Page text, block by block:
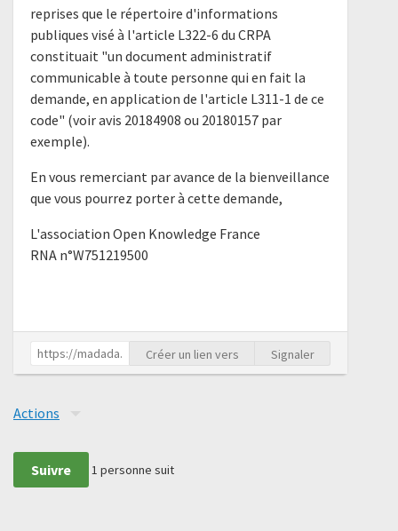
reprises que le répertoire d'informations
publiques visé à l'article L322-6 du CRPA
constituait "un document administratif
communicable à toute personne qui en fait la
demande, en application de l'article L311-1 de ce
code" (voir avis 20184908 ou 20180157 par
exemple).
En vous remerciant par avance de la bienveillance
que vous pourrez porter à cette demande,
L'association Open Knowledge France
RNA n°W751219500
Créer un lien vers Signaler
Actions
Suivre 1 personne suit